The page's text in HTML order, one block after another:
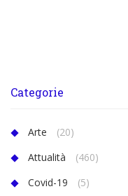
Categorie
Arte
(20)
Attualità
(460)
Covid-19
(5)